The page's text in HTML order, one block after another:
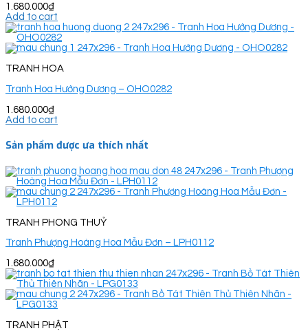
1.680.000₫
Add to cart
TRANH HOA
Tranh Hoa Hướng Dương – OHO0282
1.680.000₫
Add to cart
Sản phẩm được ưa thích nhất
TRANH PHONG THUỶ
Tranh Phượng Hoàng Hoa Mẫu Đơn – LPH0112
1.680.000₫
TRANH PHẬT